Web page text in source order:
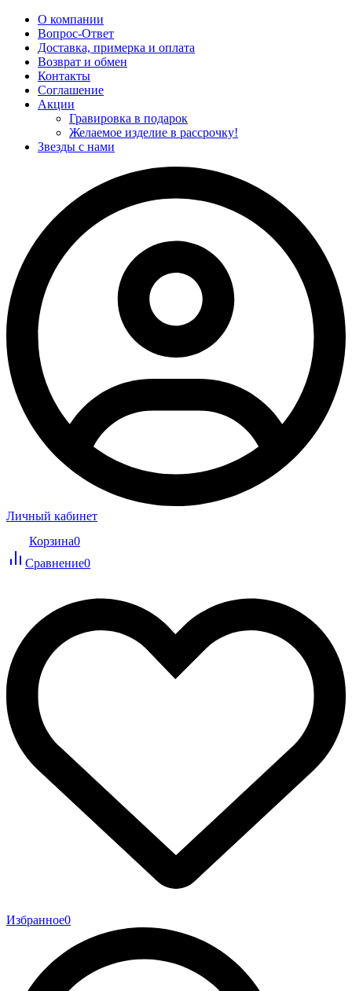
О компании
Вопрос-Ответ
Доставка, примерка и оплата
Возврат и обмен
Контакты
Соглашение
Акции
Гравировка в подарок
Желаемое изделие в рассрочку!
Звезды с нами
Личный кабинет
Корзина0
Сравнение0
Избранное0